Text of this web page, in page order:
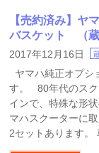
【売約済み】ヤ
バスケット （蔵
2017年12月16日
ヤマハ純正オプシ
す。 80年代のスク
インで、特殊な形
マハスクーターに
2セットあります。